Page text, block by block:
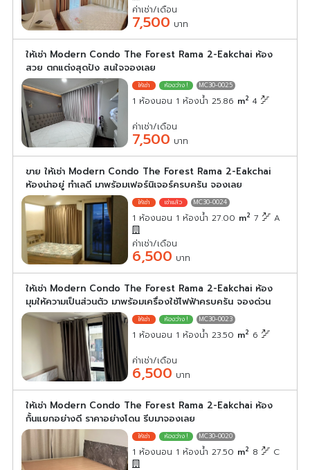
ค่าเช่า/เดือน
7,500 บาท
ให้เช่า Modern Condo The Forest Rama 2-Eakchai ห้อง
สวย ตกแต่งสุดปัง สนใจจองเลย
MC30-0025
1 ห้องนอน 1 ห้องน้ำ 25.86 m2 4
ค่าเช่า/เดือน
7,500 บาท
ขาย ให้เช่า Modern Condo The Forest Rama 2-Eakchai
ห้องน่าอยู่ ทำเลดี มาพร้อมเฟอร์นิเจอร์ครบครัน จองเลย
MC30-0024
1 ห้องนอน 1 ห้องน้ำ 27.00 m2 7 A
ค่าเช่า/เดือน
6,500 บาท
ให้เช่า Modern Condo The Forest Rama 2-Eakchai ห้อง
มุมให้ความเป็นส่วนตัว มาพร้อมเครื่องใช้ไฟฟ้าครบครัน จองด่วน
MC30-0023
1 ห้องนอน 1 ห้องน้ำ 23.50 m2 6
ค่าเช่า/เดือน
6,500 บาท
ให้เช่า Modern Condo The Forest Rama 2-Eakchai ห้อง
กั้นแยกอย่างดี ราคาอย่างโดน รีบมาจองเลย
MC30-0020
1 ห้องนอน 1 ห้องน้ำ 27.50 m2 8 C